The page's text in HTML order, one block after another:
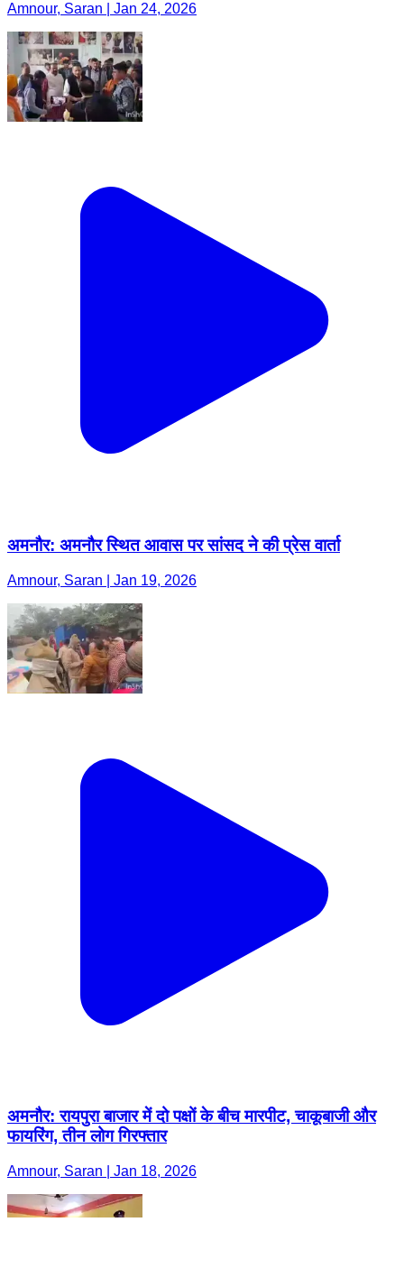
Amnour, Saran | Jan 24, 2026
अमनौर: अमनौर स्थित आवास पर सांसद ने की प्रेस वार्ता
Amnour, Saran | Jan 19, 2026
अमनौर: रायपुरा बाजार में दो पक्षों के बीच मारपीट, चाकूबाजी और
फायरिंग, तीन लोग गिरफ्तार
Amnour, Saran | Jan 18, 2026